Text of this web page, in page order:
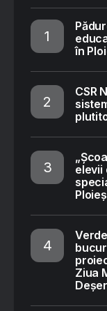
în
CSR
elevii
Ziua